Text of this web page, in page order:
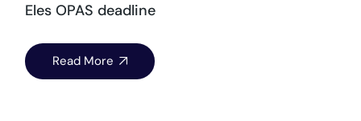
Eles OPAS deadline
Read More